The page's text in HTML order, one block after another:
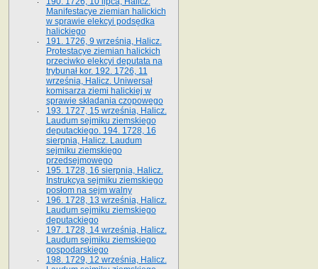
Manifestacye ziemian halickich
w sprawie elekcyi podsędka
halickiego
191. 1726, 9 września, Halicz.
Protestacye ziemian halickich
przeciwko elekcyi deputata na
trybunał kor. 192. 1726, 11
września, Halicz. Uniwersał
komisarza ziemi halickiej w
sprawie składania czopowego
193. 1727, 15 września, Halicz.
Laudum sejmiku ziemskiego
deputackiego. 194. 1728, 16
sierpnia, Halicz. Laudum
sejmiku ziemskiego
przedsejmowego
195. 1728, 16 sierpnia, Halicz.
Instrukcya sejmiku ziemskiego
posłom na sejm walny
196. 1728, 13 września, Halicz.
Laudum sejmiku ziemskiego
deputackiego
197. 1728, 14 września, Halicz.
Laudum sejmiku ziemskiego
gospodarskiego
198. 1729, 12 września, Halicz.